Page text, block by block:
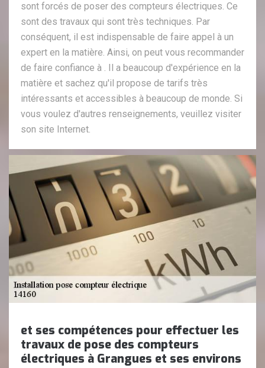
sont forcés de poser des compteurs électriques. Ce
sont des travaux qui sont très techniques. Par
conséquent, il est indispensable de faire appel à un
expert en la matière. Ainsi, on peut vous recommander
de faire confiance à . Il a beaucoup d'expérience en la
matière et sachez qu'il propose de tarifs très
intéressants et accessibles à beaucoup de monde. Si
vous voulez d'autres renseignements, veuillez visiter
son site Internet.
et ses compétences pour effectuer les
travaux de pose des compteurs
électriques à Grangues et ses environs